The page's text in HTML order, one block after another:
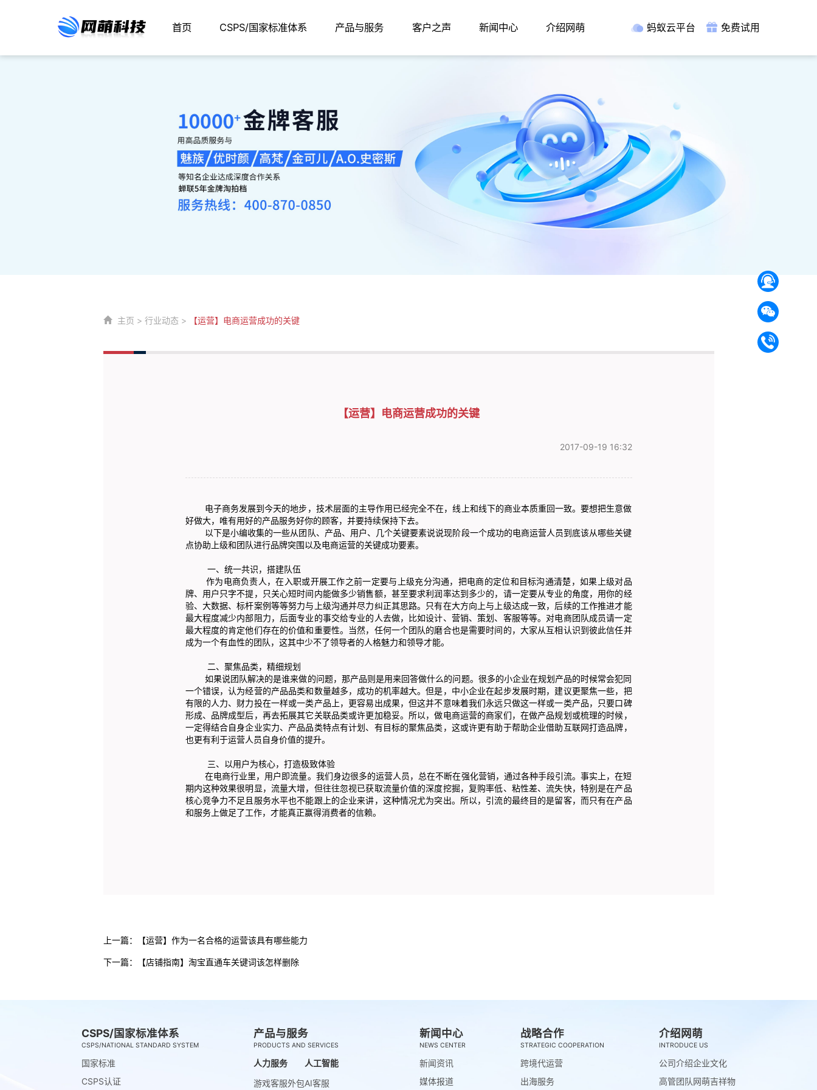
首页 CSPS/国家标准体系 产品与服务 客户之声 新闻中心 介绍网萌 蚂蚁云平台 免费试用
主页 > 行业动态 > 【运营】电商运营成功的关键
【运营】电商运营成功的关键
2017-09-19 16:32
电子商务发展到今天的地步，技术层面的主导作用已经完全不在，线上和线下的商业本质重回一致。要想把生意做
好做大，唯有用好的产品服务好你的顾客，并要持续保持下去。
以下是小编收集的一些从团队、产品、用户、几个关键要素说说现阶段一个成功的电商运营人员到底该从哪些关键
点协助上级和团队进行品牌突围以及电商运营的关键成功要素。
一、统一共识，搭建队伍
作为电商负责人，在入职或开展工作之前一定要与上级充分沟通，把电商的定位和目标沟通清楚，如果上级对品
牌、用户只字不提，只关心短时间内能做多少销售额，甚至要求利润率达到多少的，请一定要从专业的角度，用你的经
验、大数据、标杆案例等等努力与上级沟通并尽力纠正其思路。只有在大方向上与上级达成一致，后续的工作推进才能
最大程度减少内部阻力，后面专业的事交给专业的人去做，比如设计、营销、策划、客服等等。对电商团队成员请一定
最大程度的肯定他们存在的价值和重要性。当然，任何一个团队的磨合也是需要时间的，大家从互相认识到彼此信任并
成为一个有血性的团队，这其中少不了领导者的人格魅力和领导才能。
二、聚焦品类，精细规划
如果说团队解决的是谁来做的问题，那产品则是用来回答做什么的问题。很多的小企业在规划产品的时候常会犯同
一个错误，认为经营的产品品类和数量越多，成功的机率越大。但是，中小企业在起步发展时期，建议更聚焦一些，把
有限的人力、财力投在一样或一类产品上，更容易出成果，但这并不意味着我们永远只做这一样或一类产品，只要口碑
形成、品牌成型后，再去拓展其它关联品类或许更加稳妥。所以，做电商运营的商家们，在做产品规划或梳理的时候，
一定得结合自身企业实力、产品品类特点有计划、有目标的聚焦品类，这或许更有助于帮助企业借助互联网打造品牌，
也更有利于运营人员自身价值的提升。
三、以用户为核心，打造极致体验
在电商行业里，用户即流量。我们身边很多的运营人员，总在不断在强化营销，通过各种手段引流。事实上，在短
期内这种效果很明显，流量大增，但往往忽视已获取流量价值的深度挖掘，复购率低、粘性差、流失快，特别是在产品
核心竞争力不足且服务水平也不能跟上的企业来讲，这种情况尤为突出。所以，引流的最终目的是留客，而只有在产品
和服务上做足了工作，才能真正赢得消费者的信赖。
上一篇： 【运营】作为一名合格的运营该具有哪些能力
下一篇： 【店铺指南】淘宝直通车关键词该怎样删除
CSPS/国家标准体系
CSPS/NATIONAL STANDARD SYSTEM
国家标准
CSPS认证
产品与服务
PRODUCTS AND SERVICES
人力服务
游戏客服外包
人工智能
AI客服
新闻中心
NEWS CENTER
新闻资讯
媒体报道
战略合作
STRATEGIC COOPERATION
跨境代运营
出海服务
介绍网萌
INTRODUCE US
公司介绍
高管团队
企业文化
网萌吉祥物